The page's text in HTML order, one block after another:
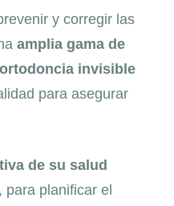
y corregir las
amplia gama de
invisible
para asegurar
de su salud
planificar el